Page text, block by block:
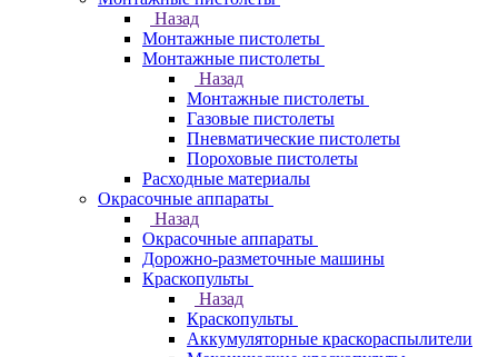
Назад
Монтажные пистолеты
Монтажные пистолеты
Назад
Монтажные пистолеты
Газовые пистолеты
Пневматические пистолеты
Пороховые пистолеты
Расходные материалы
Окрасочные аппараты
Назад
Окрасочные аппараты
Дорожно-разметочные машины
Краскопульты
Назад
Краскопульты
Аккумуляторные краскораспылители